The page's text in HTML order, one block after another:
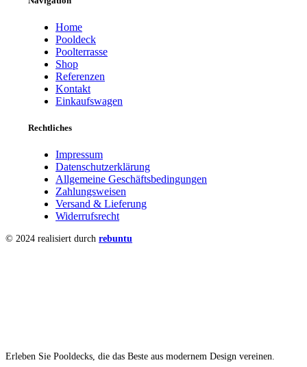
Home
Pooldeck
Poolterrasse
Shop
Referenzen
Kontakt
Einkaufswagen
Rechtliches
Impressum
Datenschutzerklärung
Allgemeine Geschäftsbedingungen
Zahlungsweisen
Versand & Lieferung
Widerrufsrecht
© 2024 realisiert durch rebuntu
Erleben Sie Pooldecks, die das Beste aus modernem Design vereinen.